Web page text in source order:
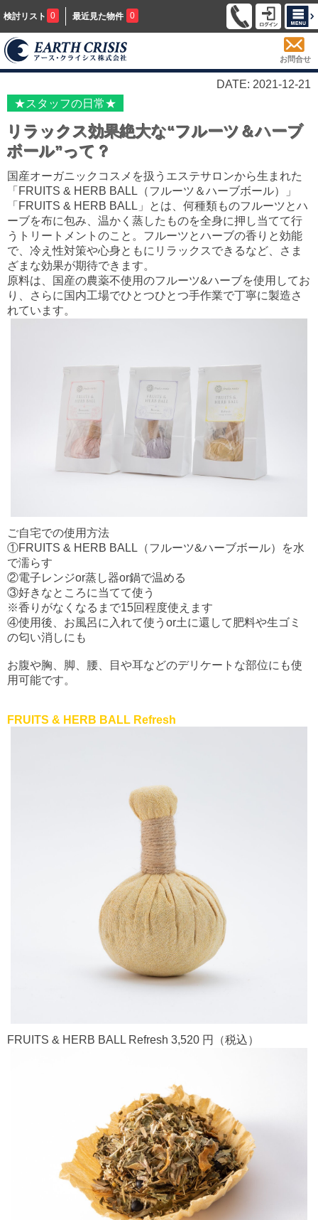
検討リスト 0 最近見た物件 0
お問合せ
DATE: 2021-12-21
★スタッフの日常★
リラックス効果絶大な“フルーツ＆ハーブ
ボール”って？
国産オーガニックコスメを扱うエステサロンから生まれた
「FRUITS & HERB BALL（フルーツ＆ハーブボール）」
「FRUITS & HERB BALL」とは、何種類ものフルーツとハ
ーブを布に包み、温かく蒸したものを全身に押し当てて行
うトリートメントのこと。フルーツとハーブの香りと効能
で、冷え性対策や心身ともにリラックスできるなど、さま
ざまな効果が期待できます。
原料は、国産の農薬不使用のフルーツ&ハーブを使用してお
り、さらに国内工場でひとつひとつ手作業で丁寧に製造さ
れています。
ご自宅での使用方法
①FRUITS & HERB BALL（フルーツ&ハーブボール）を水
で濡らす
②電子レンジor蒸し器or鍋で温める
③好きなところに当てて使う
※香りがなくなるまで15回程度使えます
④使用後、お風呂に入れて使うor土に還して肥料や生ゴミ
の匂い消しにも
お腹や胸、脚、腰、目や耳などのデリケートな部位にも使
用可能です。
FRUITS & HERB BALL Refresh
FRUITS & HERB BALL Refresh 3,520 円（税込）